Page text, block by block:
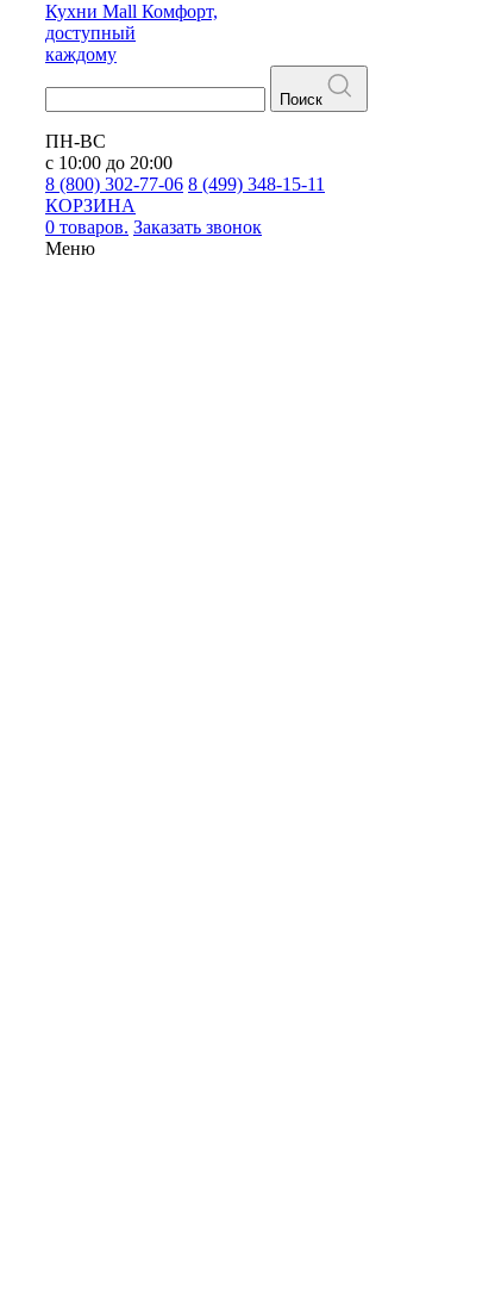
Кухни Mall Комфорт,
доступный
каждому
Поиск
ПН-ВС
с 10:00 до 20:00
8 (800) 302-77-06 8 (499) 348-15-11
КОРЗИНА
0 товаров. Заказать звонок
Меню